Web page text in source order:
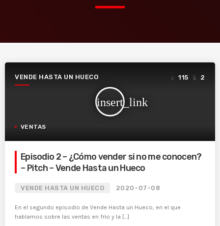
VENDE HASTA UN HUECO
insert_link
115 2
VENTAS
Episodio 2 – ¿Cómo vender si no me conocen?
– Pitch – Vende Hasta un Hueco
VENDE HASTA UN HUECO 2020-07-08
En el segundo episodio de Vende Hasta un Hueco, en el que
hablamos sobre las ventas en frio y la […]